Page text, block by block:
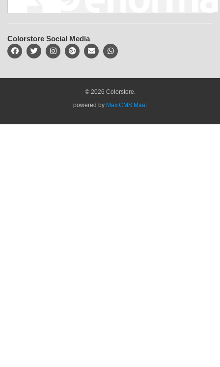
Colorstore Social Media
© 2026 Colorstore.
powered by MaxiCMS Maat